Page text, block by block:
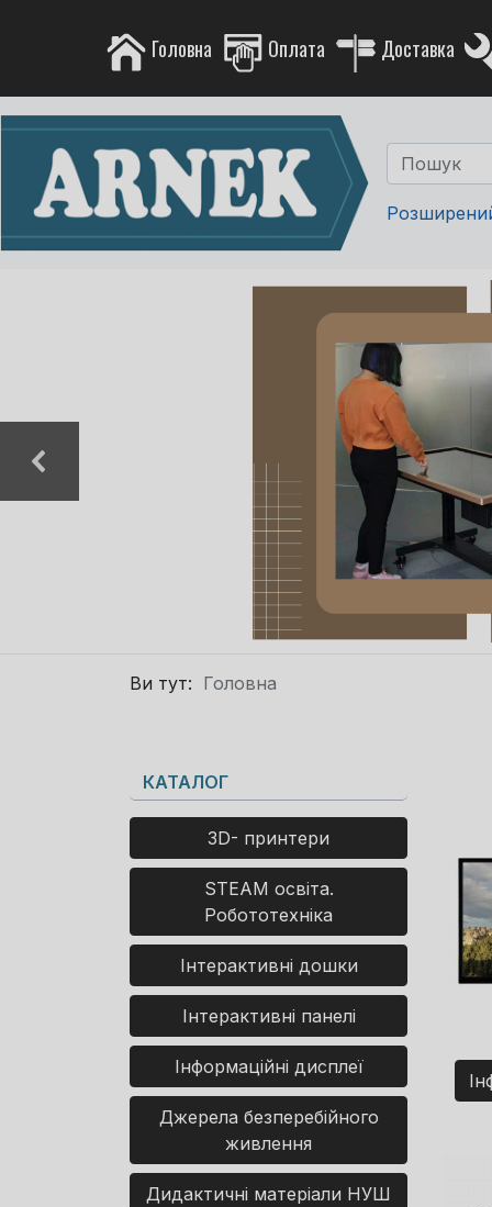
Головна Оплата Доставка
Ви тут: Головна
КАТАЛОГ
3D- принтери
STEAM освіта.
Робототехніка
Інтерактивні дошки
Інтерактивні панелі
Інформаційні дисплеї
Джерела безперебійного
живлення
Дидактичні матеріали НУШ